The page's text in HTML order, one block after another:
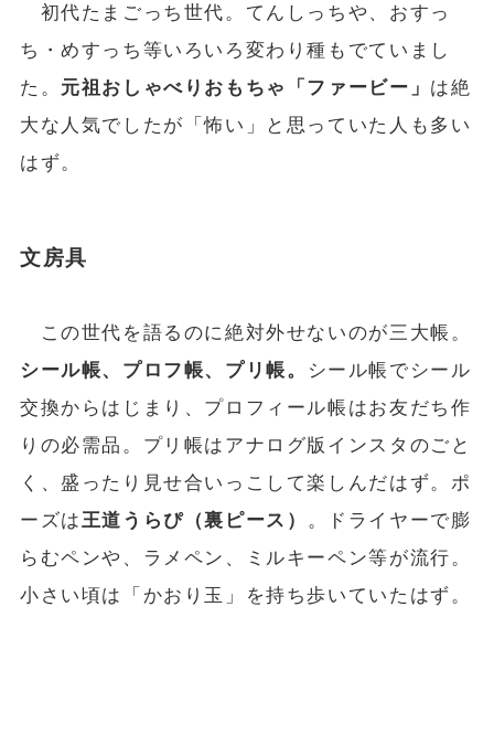
初代たまごっち世代。てんしっちや、おすっ
ち・めすっち等いろいろ変わり種もでていまし
た。 元祖おしゃべりおもちゃ「ファービー」 は絶
大な人気でしたが「怖い」と思っていた人も多い
はず。
文房具
この世代を語るのに絶対外せないのが三大帳。
シール帳、プロフ帳、プリ帳。
シール帳でシール
交換からはじまり、プロフィール帳はお友だち作
りの必需品。プリ帳はアナログ版インスタのごと
く、盛ったり見せ合いっこして楽しんだはず。ポ
ーズは 王道うらぴ（裏ピース）
。ドライヤーで膨
らむペンや、ラメペン、ミルキーペン等が流行。
小さい頃は「かおり玉」を持ち歩いていたはず。